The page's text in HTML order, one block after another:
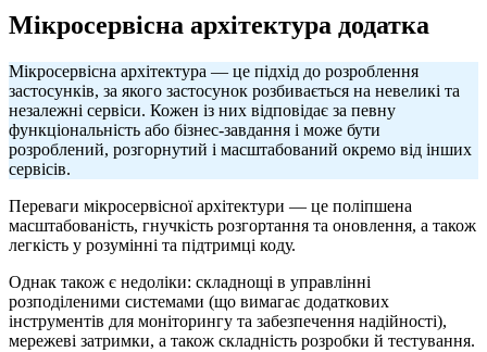
Мікросервісна архітектура додатка
Мікросервісна архітектура — це підхід до розроблення
застосунків, за якого застосунок розбивається на невеликі та
незалежні сервіси. Кожен із них відповідає за певну
функціональність або бізнес-завдання і може бути
розроблений, розгорнутий і масштабований окремо від інших
сервісів.
Переваги мікросервісної архітектури — це поліпшена
масштабованість, гнучкість розгортання та оновлення, а також
легкість у розумінні та підтримці коду.
Однак також є недоліки: складнощі в управлінні
розподіленими системами (що вимагає додаткових
інструментів для моніторингу та забезпечення надійності),
мережеві затримки, а також складність розробки й тестування.